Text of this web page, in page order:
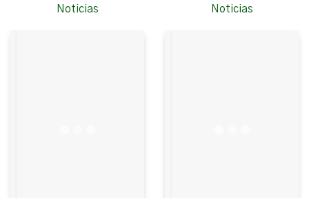
Noticias Noticias